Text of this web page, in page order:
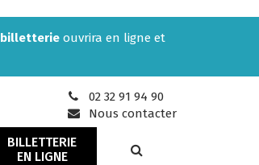
billetterie ouvrira en ligne et
02 32 91 94 90
Nous contacter
BILLETTERIE
EN LIGNE
RECHERCHE